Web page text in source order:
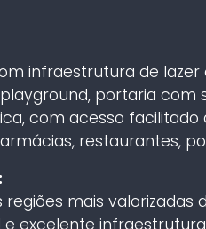
infraestrutura de lazer
portaria com
com acesso
restaurantes,
mais valorizadas
excelente